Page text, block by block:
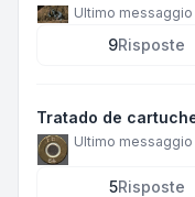
Ultimo messaggio
9Risposte
Tratado de
Ultimo
5Risposte